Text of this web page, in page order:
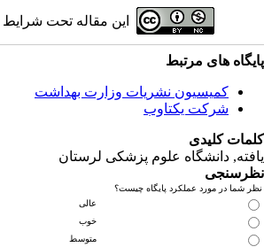
این مقاله تحت شرایط
پایگاه های مرتبط
کمیسیون نشریات وزارت بهداشت
شرکت یکتاوب
کلمات کلیدی
یافته, دانشگاه علوم پزشکی لرستان
نظرسنجی
نظر شما در مورد عملکرد پایگاه چیست؟
عالی
خوب
متوسط